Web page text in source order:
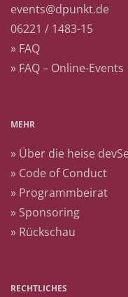
events@dpunkt.de
06221 / 1483-15
» FAQ
» FAQ – Online-Events
MEHR
» Über die heise
» Code of Conduct
» Programmbeirat
» Sponsoring
» Rückschau
RECHTLICHES